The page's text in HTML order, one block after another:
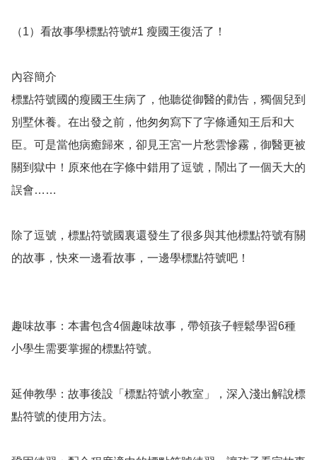
（1）看故事學標點符號#1 瘦國王復活了！
內容簡介
標點符號國的瘦國王生病了，他聽從御醫的勸告，獨個兒到
別墅休養。在出發之前，他匆匆寫下了字條通知王后和大
臣。可是當他病癒歸來，卻見王宮一片愁雲慘霧，御醫更被
關到獄中！原來他在字條中錯用了逗號，鬧出了一個天大的
誤會……
除了逗號，標點符號國裏還發生了很多與其他標點符號有關
的故事，快來一邊看故事，一邊學標點符號吧！
趣味故事：本書包含4個趣味故事，帶領孩子輕鬆學習6種
小學生需要掌握的標點符號。
延伸教學：故事後設「標點符號小教室」，深入淺出解說標
點符號的使用方法。